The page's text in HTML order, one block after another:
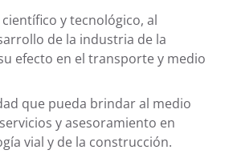
y tecnológico, al
de la industria de la
efecto en el transporte y medio
que pueda brindar al medio
y asesoramiento en
vial y de la construcción.